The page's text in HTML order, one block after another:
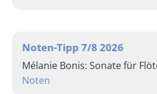
Noten-Tipp 7/8 2026
Mélanie Bonis: Sonate für
Noten